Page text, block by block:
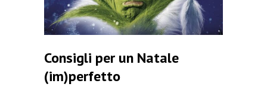
Consigli per un Natale
(im)perfetto